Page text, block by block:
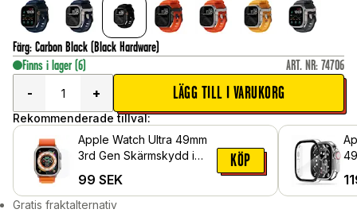
Färg: Carbon Black (Black Hardware)
Finns i lager (6) ART. NR: 74706
-
+ LÄGG TILL I VARUKORG
Rekommenderade tillval:
Apple Watch Ultra 49mm
3rd Gen Skärmskydd i
99 SEK
KÖP
Gratis fraktalternativ